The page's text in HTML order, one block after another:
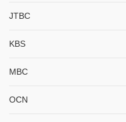
JTBC
KBS
MBC
OCN